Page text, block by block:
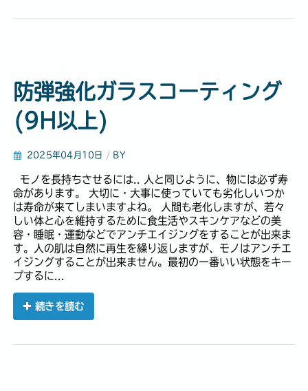
防弾強化ガラスコーティング
(9H以上)
2025年04月10日 / BY
モノを長持ちさせるには.. 人と同じように、物には必ず寿
命があります。 大切に・大事に使っていても劣化しいつか
は寿命が来てしまいますよね。 人間も老化しますが、若々
しい体と心を維持するために食生活やスキンケアなどの美
容・睡眠・運動などでアンチエイジングをすることが出来ま
す。人の肌は自然に再生を繰り返しますが、モノはアンチエ
イジングすることが出来ません。最初の一番いい状態をキー
プするに...
続きを読む